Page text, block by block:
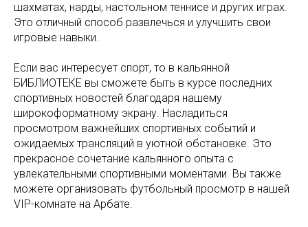
шахматах, нарды, настольном теннисе и других играх.
Это отличный способ развлечься и улучшить свои
игровые навыки.
Если вас интересует спорт, то в кальянной
БИБЛИОТЕКЕ вы сможете быть в курсе последних
спортивных новостей благодаря нашему
широкоформатному экрану. Насладиться
просмотром важнейших спортивных событий и
ожидаемых трансляций в уютной обстановке. Это
прекрасное сочетание кальянного опыта с
увлекательными спортивными моментами. Вы также
можете организовать футбольный просмотр в нашей
VIP-комнате на Арбате.